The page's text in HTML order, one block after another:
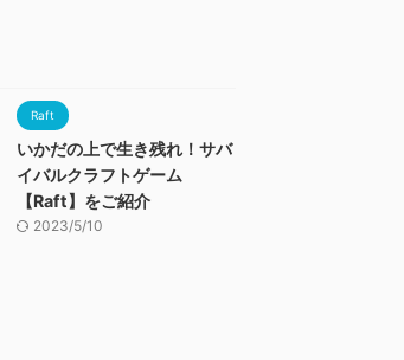
Raft
いかだの上で生き残れ！サバ
イバルクラフトゲーム
【Raft】をご紹介
2023/5/10